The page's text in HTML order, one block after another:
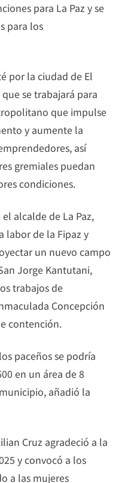
para La Paz y se
para los
por la ciudad de El
se trabajará para
que impulse
y aumente la
así
gremiales puedan
condiciones.
alcalde de La Paz,
labor de la Fipaz y
un nuevo campo
Jorge Kantutani,
trabajos de
Concepción
contención.
paceños se podría
en un área de 8
añadió la
Cruz agradeció a la
y convocó a los
a las mujeres